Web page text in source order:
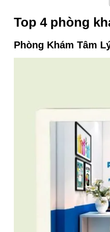
Top 4 phòng
Phòng Khám Tâm